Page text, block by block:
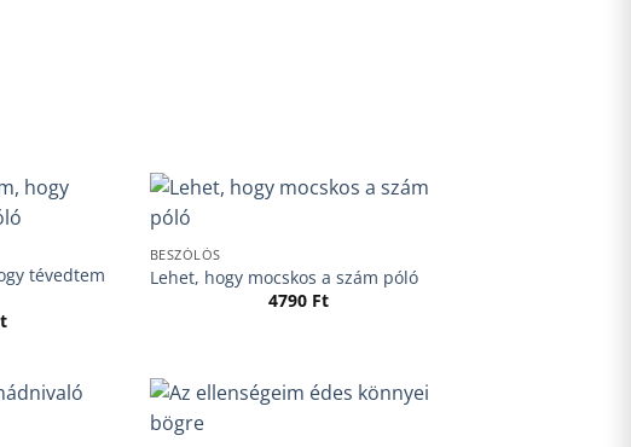
tévedtem
BESZÓLÓS
Lehet, hogy mocskos a szám póló
4790 Ft